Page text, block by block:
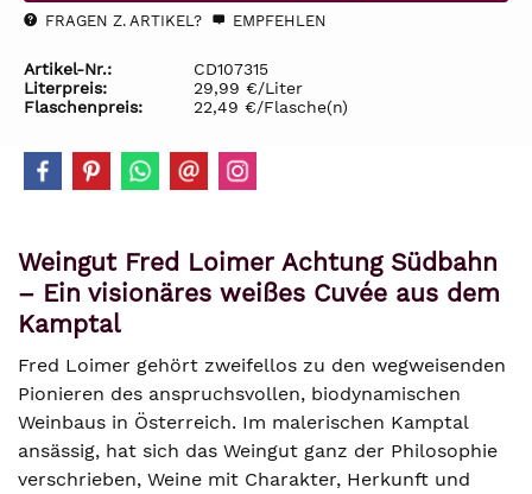
FRAGEN Z. ARTIKEL? EMPFEHLEN
Artikel-Nr.:
CD107315
Literpreis:
29,99 €/Liter
Flaschenpreis:
22,49 €/Flasche(n)
Weingut Fred Loimer Achtung Südbahn
– Ein visionäres weißes Cuvée aus dem
Kamptal
Fred Loimer gehört zweifellos zu den wegweisenden
Pionieren des anspruchsvollen, biodynamischen
Weinbaus in Österreich. Im malerischen Kamptal
ansässig, hat sich das Weingut ganz der Philosophie
verschrieben, Weine mit Charakter, Herkunft und